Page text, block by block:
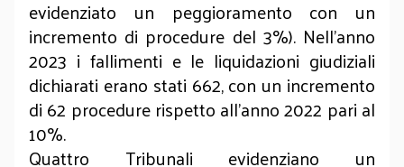
evidenziato un peggioramento con un
incremento di procedure del 3%). Nell’anno
2023 i fallimenti e le liquidazioni giudiziali
dichiarati erano stati 662, con un incremento
di 62 procedure rispetto all’anno 2022 pari al
10%.
Quattro Tribunali evidenziano un